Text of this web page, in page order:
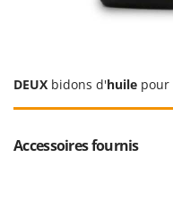
DEUX bidons d'huile pour
Accessoires fournis